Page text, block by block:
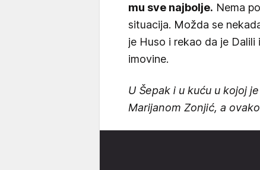
mu sve najbolje. Nema
situacija. Možda se
je Huso i rekao da je
imovine.
U Šepak i u kuću u kojoj
Marijanom Zonjić, a